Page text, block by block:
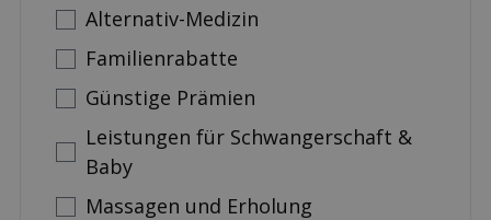
Alternativ-Medizin
Familienrabatte
Günstige Prämien
Leistungen für Schwangerschaft &
Baby
Massagen und Erholung